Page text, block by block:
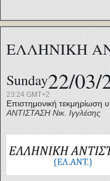
ΕΛΛΗΝΙΚΗ
Sunday22/03/
23:24 GMT+2
Επιστημονική τεκμηρίωση
ΑΝΤΙΣΤΑΣΗ Νικ. Ιγγλέσης